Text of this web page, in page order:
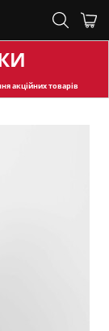
акційних товарів